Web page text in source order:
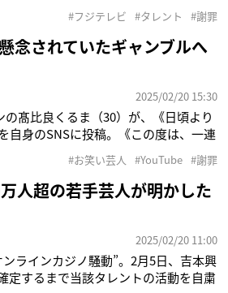
ミのおはようミーティング』の進行役
#フジテレビ #タレント #謝罪
念されていたギャンブルへ
2025/02/20 15:30
髙比良くるま（30）が、《日頃より
自身のSNSに投稿。《この度は、一連
日から当面の間、芸能活動を自粛さ
#お笑い芸人 #YouTube #謝罪
人超の若手芸人が明かした
2025/02/20 11:00
ラインカジノ騒動”。2月5日、吉本興
定するまで当該タレントの活動を自粛